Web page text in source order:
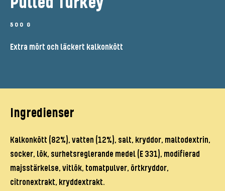
500 G
Extra mört och läckert kalkonkött
Ingredienser
Kalkonkött (82%), vatten (12%), salt, kryddor, maltodextrin,
socker, lök, surhetsreglerande medel (E 331), modifierad
majsstärkelse, vitlök, tomatpulver, örtkryddor,
citronextrakt, kryddextrakt.